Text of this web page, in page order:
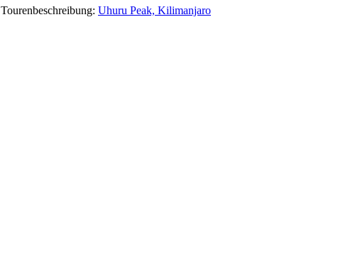
Tourenbeschreibung: Uhuru Peak, Kilimanjaro